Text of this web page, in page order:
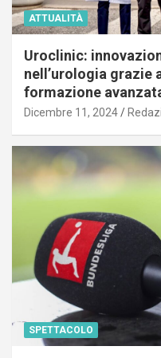
ATTUALITÀ
Uroclinic:
nell’urologia grazie
formazione
Dicembre 11, 2024
SPETTACOLO